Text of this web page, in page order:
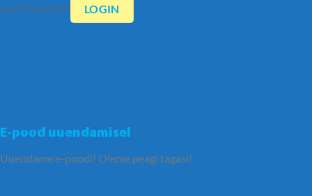
E-pood uuendamisel
Uuendame e-poodi! Oleme peagi tagasi!
Lost Password